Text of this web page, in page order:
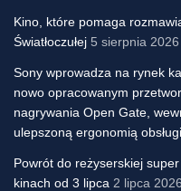
Kino, które pomaga
Światłoczułej 5 sierpnia 2026
Sony wprowadza na rynek
nowo opracowanym
nagrywania Open Gate,
ulepszoną ergonomią obsługi
Powrót do reżyserskiej
kinach od 3 lipca 2 lipca 2026